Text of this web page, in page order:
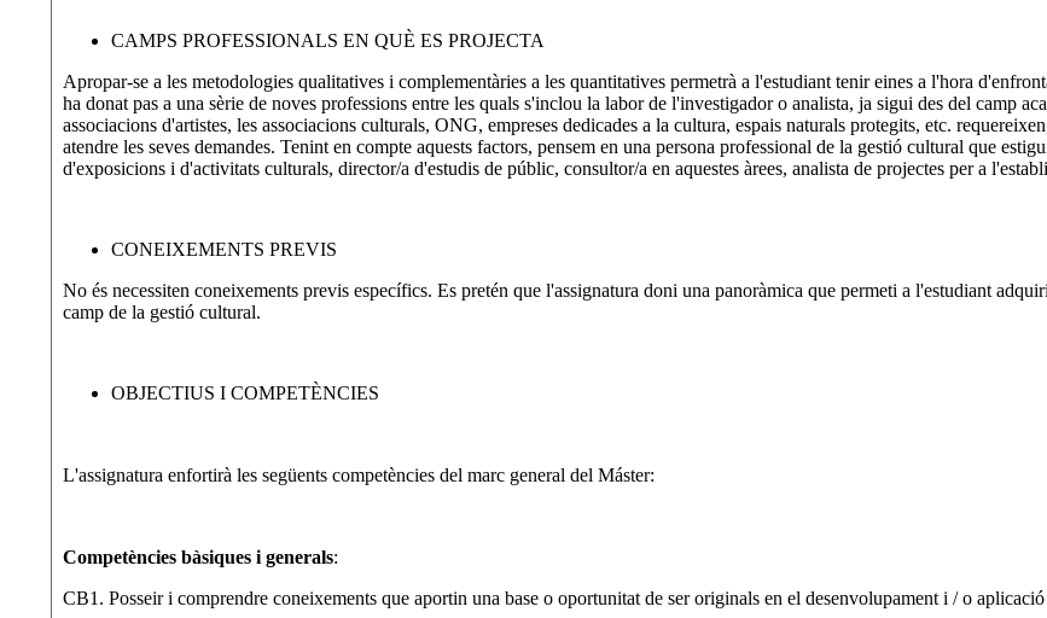
CAMPS PROFESSIONALS EN QUÈ ES PROJECTA
Apropar-se a les metodologies qualitatives i complementàries a les quantitatives permetrà a l'estudiant tenir eines a l'hora
ha donat pas a una sèrie de noves professions entre les quals s'inclou la labor de l'investigador o analista, ja sigui des del camp
associacions d'artistes, les associacions culturals, ONG, empreses dedicades a la cultura, espais naturals protegits, etc.
atendre les seves demandes. Tenint en compte aquests factors, pensem en una persona professional de la gestió cultural que
d'exposicions i d'activitats culturals, director/a d'estudis de públic, consultor/a en aquestes àrees, analista de projectes per a
CONEIXEMENTS PREVIS
No és necessiten coneixements previs específics. Es pretén que l'assignatura doni una panoràmica que permeti a l'estudiant
camp de la gestió cultural.
OBJECTIUS I COMPETÈNCIES
L'assignatura enfortirà les següents competències del marc general del Máster:
Competències bàsiques i generals:
CB1. Posseir i comprendre coneixements que aportin una base o oportunitat de ser originals en el desenvolupament i / o